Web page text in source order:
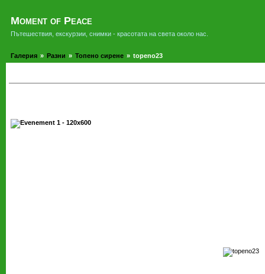
Moment of Peace
Пътешествия, екскурзии, снимки - красотата на света около нас.
Галерия » Разни » Топено сирене » topeno23